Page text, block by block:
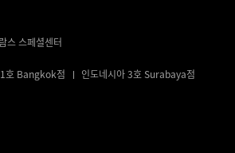
스 스페셜센터
호 Bangkok점 인도네시아 3호 Surabaya점